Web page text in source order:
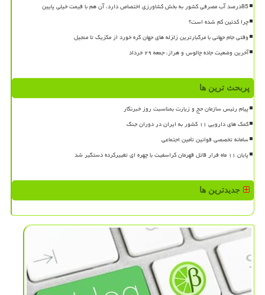
85درصد آب مصرفی کشور به بخش کشاورزی اختصاص دارد، آن هم با قیمت خیلی پایین
چرا کدئین کم شده است؟
وقتی جام جهانی با مرگبارترین زلزله های جهان گره خورد از مکزیک تا منجیل
آخرین وضعیت جاده چالوس و هراز، جمعه ۲۹ خرداد
پربحث ترین ها
پیام رئیس سازمان حج و زیارت بمناسبت روز خبرنگار
کمک های دارویی ۱۱ کشور به ایران در دوران جنگ
سامانه تخصصی قوانین تأمین اجتماعی
پایان ۱۱ ماه فرار قاتل قهرمان کراسفیت با چهره ای تغییرکرده دستگیر شد
جدیدترین ها